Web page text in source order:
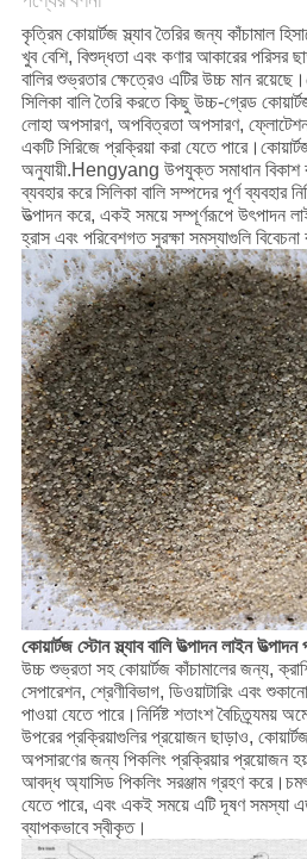
কৃত্রিম কোয়ার্টজ স্ল্যাব তৈরির জন্য কাঁচামাল
খুব বেশি, বিশুদ্ধতা এবং কণার আকারের পরিসর
বালির শুভ্রতার ক্ষেত্রেও এটির উচ্চ মান
সিলিকা বালি তৈরি করতে কিছু উচ্চ-গ্রেড
লোহা অপসারণ, অপবিত্রতা অপসারণ,
একটি সিরিজে প্রক্রিয়া করা যেতে
অনুযায়ী.Hengyang উপযুক্ত সমাধান বিকাশ
ব্যবহার করে সিলিকা বালি সম্পদের পূর্ণ ব্যবহার
উত্পাদন করে, একই সময়ে সম্পূর্ণরূপে উৎপাদন
হ্রাস এবং পরিবেশগত সুরক্ষা সমস্যাগুলি বিবেচনা
কোয়ার্টজ স্টোন স্ল্যাব বালি উত্পাদন লাইন উত্পাদন
উচ্চ শুভ্রতা সহ কোয়ার্টজ কাঁচামালের জন্য,
সেপারেশন, শ্রেণীবিভাগ, ডিওয়াটারিং এবং
পাওয়া যেতে পারে।নির্দিষ্ট শতাংশ বৈচিত্র্যময়
উপরের প্রক্রিয়াগুলির প্রয়োজন ছাড়াও,
অপসারণের জন্য পিকলিং প্রক্রিয়ার প্রয়োজন
আবদ্ধ অ্যাসিড পিকলিং সরঞ্জাম গ্রহণ
যেতে পারে, এবং একই সময়ে এটি দূষণ সমস্যা
ব্যাপকভাবে স্বীকৃত।